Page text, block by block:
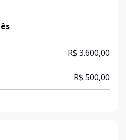
R$ 3.600,00
R$ 500,00